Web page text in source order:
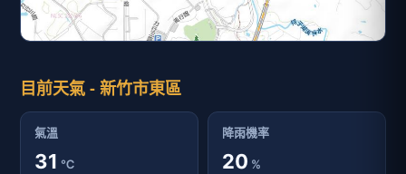
目前天氣 - 新竹市東區
氣溫
31 ℃
降雨機率
20 %